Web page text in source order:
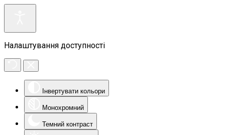
Налаштування доступності
Інвертувати кольори
Монохромний
Темний контраст